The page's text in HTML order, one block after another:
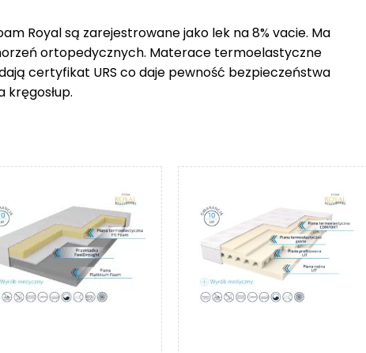
229 zł
do
2
030 zł
do
8
Royal są zarejestrowane jako lek na 8% vacie. Ma
ortopedycznych. Materace termoelastyczne
certyfikat URS co daje pewność bezpieczeństwa
kręgosłup.